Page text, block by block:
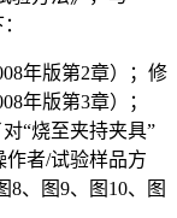
年版第2章）；修
年版第3章）；
“烧至夹持夹具”
作者/试验样品方
8、图9、图10、图